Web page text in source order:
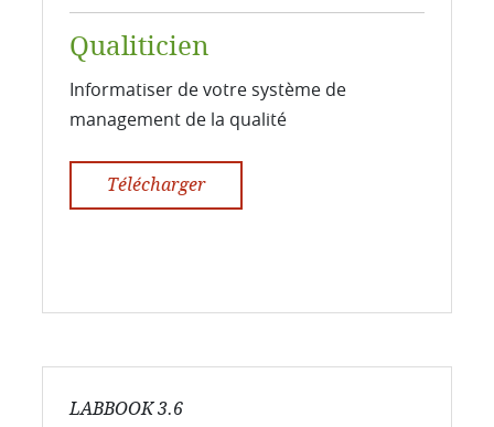
Qualiticien
Informatiser de votre système de
management de la qualité
Télécharger
LABBOOK 3.6